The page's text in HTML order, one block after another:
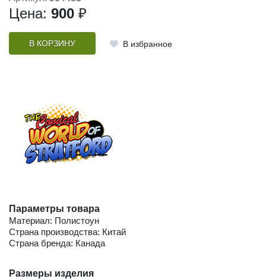
Цена: 900 ₽
В КОРЗИНУ В избранное
Параметры товара
Материал: Полистоун
Страна производства: Китай
Страна бренда: Канада
Размеры изделия